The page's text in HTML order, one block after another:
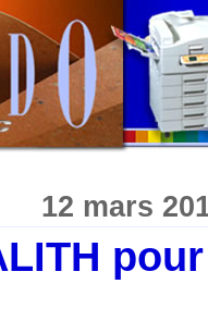
12 mars